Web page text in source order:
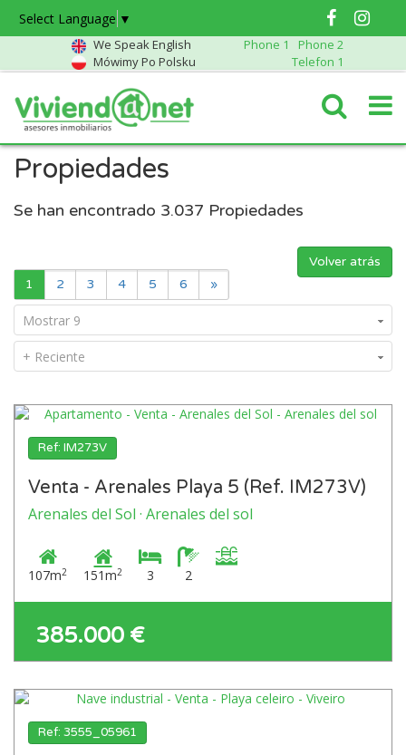
Select Language ▼
We Speak English Phone 1
Phone 2
Mówimy Po Polsku
Telefon 1
Propiedades
Se han encontrado 3.037 Propiedades
Volver atrás
1
2 3 4 5 6 »
Mostrar 9
+ Reciente
Ref: IM273V
Venta - Arenales Playa 5 (Ref. IM273V)
Arenales del Sol · Arenales del sol
107m2 151m2 3 2
385.000 €
Ref: 3555_05961